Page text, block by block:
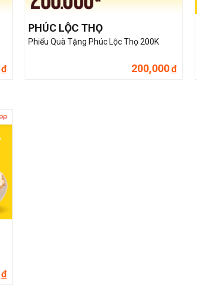
đ
PHÚC LỘC THỌ
Phiếu Quà Tặng Phúc Lộc Thọ 200K
200,000đ
đ